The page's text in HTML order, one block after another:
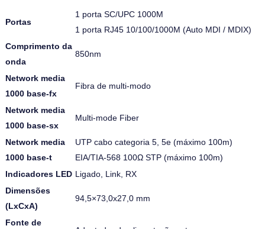
Portas
1 porta SC/UPC 1000M
1 porta RJ45 10/100/1000M (Auto MDI / MDIX)
Comprimento da
onda
850nm
Network media
1000 base-fx
Fibra de multi-modo
Network media
1000 base-sx
Multi-mode Fiber
Network media
1000 base-t
UTP cabo categoria 5, 5e (máximo 100m)
EIA/TIA-568 100Ω STP (máximo 100m)
Indicadores LED Ligado, Link, RX
Dimensões
(LxCxA)
94,5×73,0x27,0 mm
Fonte de